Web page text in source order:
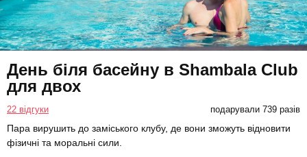
День біля басейну в Shambala Club
для двох
22 відгуки подарували 739 разів
Пара вирушить до заміського клубу, де вони зможуть відновити
фізичні та моральні сили.